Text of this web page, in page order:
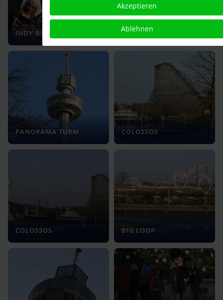
INDY BLITZ INDY BLITZ
PANORAMA TURM COLOSSOS
COLOSSOS BIG LOOP
Akzeptieren
Ablehnen